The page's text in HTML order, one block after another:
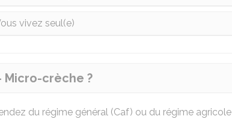
vivez seul(e)
Micro-crèche ?
du régime général (Caf) ou du régime agricole